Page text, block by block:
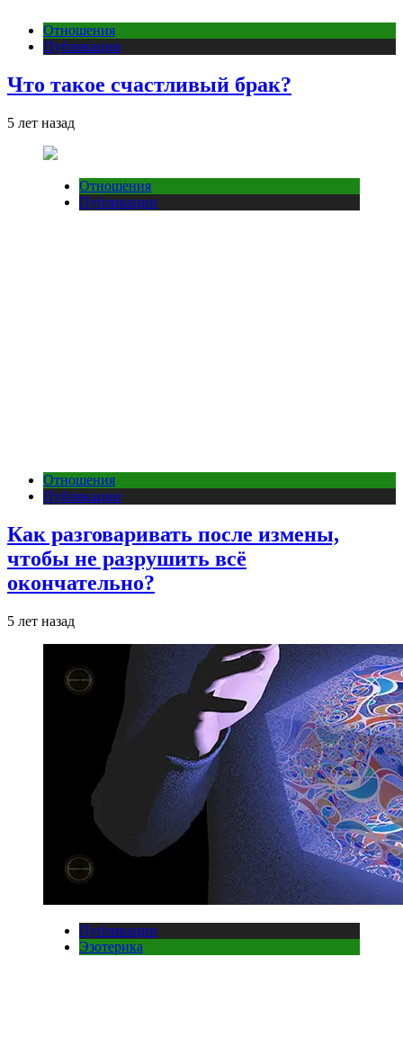
Отношения
Публикации
Что такое счастливый брак?
5 лет назад
Отношения
Публикации
Отношения
Публикации
Как разговаривать после измены,
чтобы не разрушить всё
окончательно?
5 лет назад
Публикации
Эзотерика